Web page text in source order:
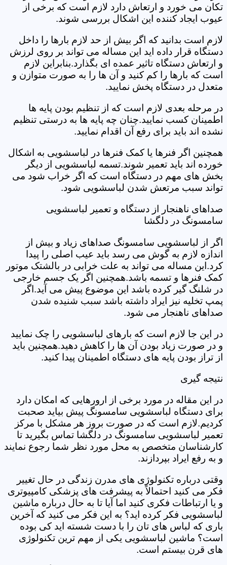
تکان می خورد و ارتعاش دارد لازم است که برخی از
عیوب ایجاد کننده این اشکال بررسی شوند.
لازم است بدانید که اگر بیش از حد لازم بارها را داخل
دستگاه قرار داده اید این مساله می تواند بر روی لرزش
و ارتعاش دستگاه تاثیر عمده ای بگذارد.بنابراین لازم
است که بارها را کم کنید و آن ها را به صورت متوازن و
متعدل در دستگاه پخش نمایید.
در مرحله بعدی لازم است که از تنظیم بودن پایه ها
اطمینان کسب نمایید.چنان چه پایه ها به درستی تنظیم
نشده اند باید برای رفع آن اقدام نمایید.
همچنین اگر فنرها یا کمک فنرها در لباسشویی به اشکال
خورده اند باید تعمیر شوند.تسمه لباسشویی از دیگر
بخش های مهم در دستگاه است که اگر خراب شود می
تواند سبب مرتعش شدن لباسشویی شود.
صداهای ناهنجار از دستگاه و تعمیر لباسشویی
سامسونگ در دلگشا
اگر از لباسشویی سامسونگ صداهای زیاد و بیش از
اندازه لازم به گوش می رسد باید عیب اصلی را پیدا
کرد.این مساله می تواند به علت خرابی در بالشتک موتور
کمک فنرها و تسمه باشد.همچنین اگر یک جسم خارجی
در شلنگ گیر کرده باشد این موضوع پیش می آید.اگر
پمپ تخلیه نیز ایراد داشته باشد سبب شنیده شدن
صداهای ناهنجار می شود.
در این جا لازم است که بارهای لباسشویی را چک نمایید
و در صورت زیاد بودن آن ها را کاهش دهید.همچنین باید
از تراز بودن پایه های دستگاه اطمینان پیدا کنید.
نتیجه گیری
در این مقاله در مورد برخی از ارورهایی که امکان دارد
برای دستگاه لباسشویی سامسونگ پیش بیاید صحبت
کردیم.لازم است که در صورت بروز هر مشکل با مرکز
تعمیر لباسشویی سامسونگ در دلگشا تماس بگیرید تا
کارشناسان متخصص به محل مورد نظر شما رجوع نمایند
و به رفع ایراد بپردازند.
وقتی درباره تکنولوژی های مدرن زندگی در حال تغییر
فکر می کنید احتمالاً به پیشرفت های پزشکی کامپیوتری
و یا ارتباطات فکری کنید اما آیا تا به حال درباره ماشین
لباسشویی فکر کرده اید؟ به این فکر می کنید که آخرین
باری که لباس های تان را با دست شسته اید کی بوده
است؟ ماشین لباسشویی یکی از مهم ترین تکنولوژی
های قرن بیستم است.